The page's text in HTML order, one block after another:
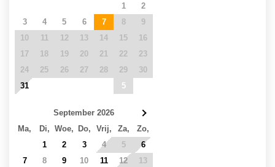
1
2
3
4 5 6 7 8
9
10
11 12 13 14 15
16
17
18 19 20 21 22
23
24
25 26 27 28 29
30
31
5
September 2026
Ma,
Di, Woe, Do, Vrij, Za,
Zo,
1 2 3 4 5
6
7
8 9 10 11 12
13